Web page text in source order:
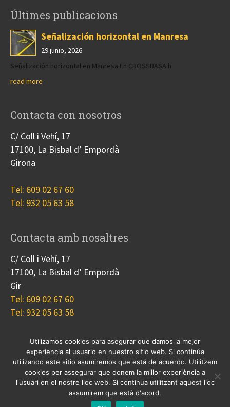
Últimes publicacions
Señalización horizontal en Manresa
29 junio, 2026
Señalización horizontal en Manresa En CROSSBASA h
read more
Contacta con nosotros
C/ Coll i Vehí, 17
17100, La Bisbal d’ Empordà
Girona
Tel: 609 02 67 60
Tel: 932 05 63 58
Contacta amb nosaltres
C/ Coll i Vehí, 17
17100, La Bisbal d’ Empordà
Gir
Tel: 609 02 67 60
Tel: 932 05 63 58
Nosotros Proyectos Blog
Contacto
Cookies
© 2017 Copyright, diseñoGuia33 SL, grupo
Utilizamos cookies para asegurar que damos la mejor
experiencia al usuario en nuestro sitio web. Si continúa
utilizando este sitio asumiremos que está de acuerdo. Utilitzem
cookies per assegurar que donem la millor experiència a
l'usuari en el nostre lloc web. Si continua utilitzant aquest lloc
assumirem que està d'acord.